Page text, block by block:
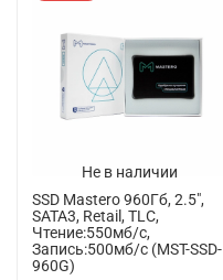
Не в наличии
SSD Mastero 960Гб, 2.5",
SATA3, Retail, TLC,
Чтение:550мб/с,
Запись:500мб/с (MST-SSD-
960G)